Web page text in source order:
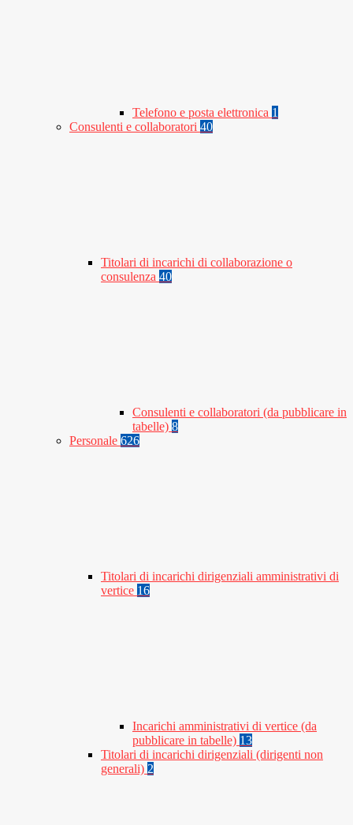
Telefono e posta elettronica 1
Consulenti e collaboratori 40
Titolari di incarichi di collaborazione o
consulenza 40
Consulenti e collaboratori (da pubblicare in
tabelle) 8
Personale 626
Titolari di incarichi dirigenziali amministrativi di
vertice 16
Incarichi amministrativi di vertice (da
pubblicare in tabelle) 13
Titolari di incarichi dirigenziali (dirigenti non
generali) 2